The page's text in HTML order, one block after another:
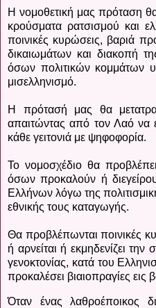
Η νομοθετική μας πρόταση
κρούσματα ρατσισμού και
ποινικές κυρώσεις, βαριά
δικαιωμάτων και διακοπή
όσων πολιτικών κομμάτων
μισελληνισμό.
Η πρότασή μας θα
απαιτώντας από τον Λαό να
κάθε γειτονιά με ψηφοφορία.
Το νομοσχέδιο θα
όσων προκαλούν ή
Ελλήνων λόγω της
εθνικής τους καταγωγής.
Θα προβλέπωνται ποινικές
ή αρνείται ή εκμηδενίζει
γενοκτονίας, κατά του
προκαλέσει βιαιοπραγίες
Όταν ένας λαθροέποικος